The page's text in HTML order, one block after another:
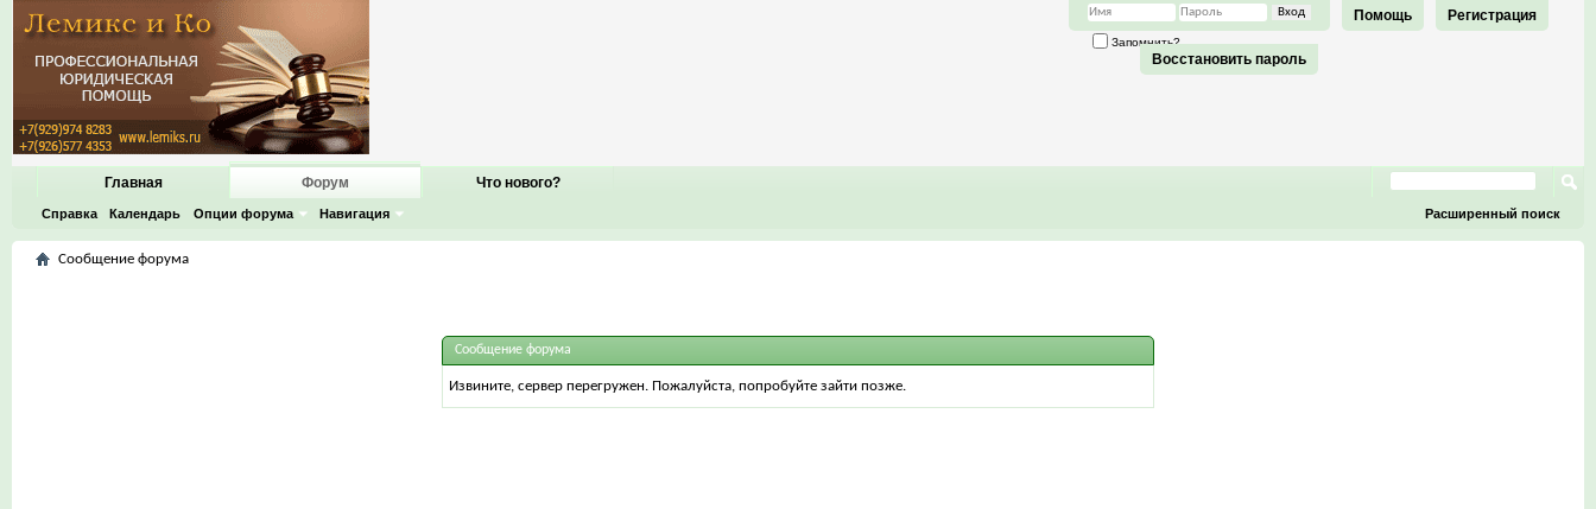
Регистрация
Помощь
Запомнить?
Восстановить пароль
Главная Форум
Справка Календарь Опции форума Навигация
Что нового?
Расширенный поиск
Сообщение форума
Сообщение форума
Извините, сервер перегружен. Пожалуйста, попробуйте зайти позже.